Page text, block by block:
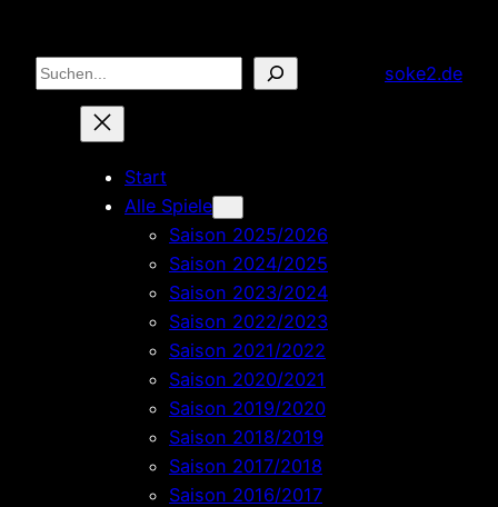
Inhalt
springen
Suchen soke2.de
Start
Alle Spiele
Saison 2025/2026
Saison 2024/2025
Saison 2023/2024
Saison 2022/2023
Saison 2021/2022
Saison 2020/2021
Saison 2019/2020
Saison 2018/2019
Saison 2017/2018
Saison 2016/2017